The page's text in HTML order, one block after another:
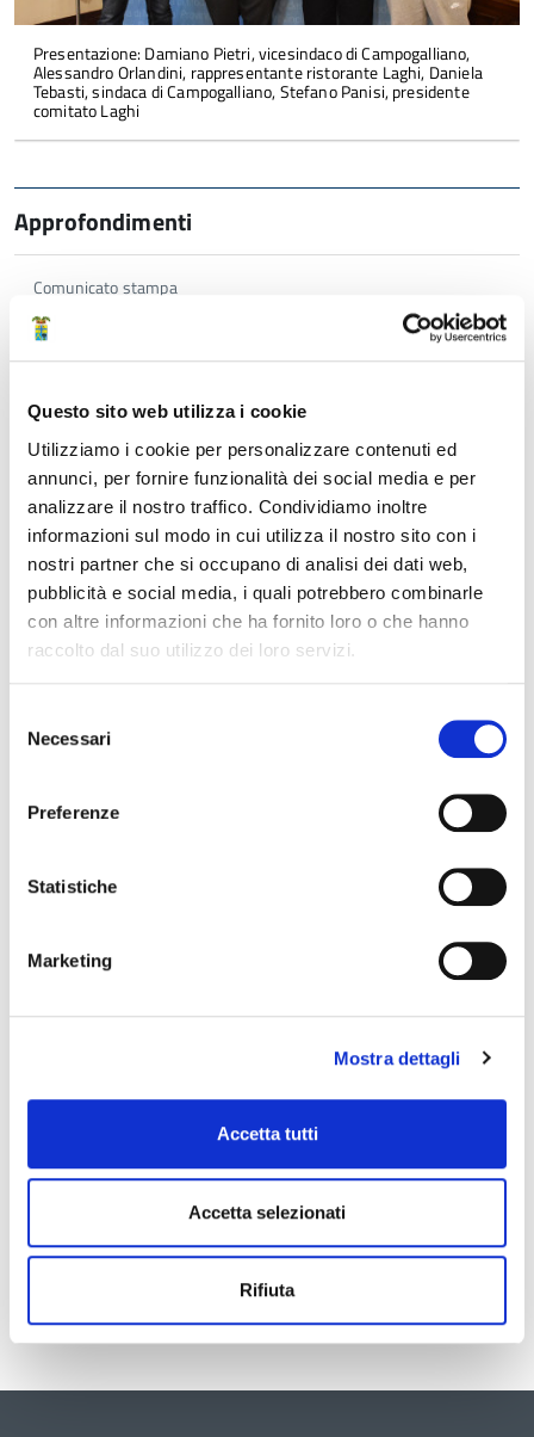
Questo sito web utilizza i cookie
Utilizziamo i cookie per personalizzare contenuti ed
annunci, per fornire funzionalità dei social media e per
analizzare il nostro traffico. Condividiamo inoltre
informazioni sul modo in cui utilizza il nostro sito con i
nostri partner che si occupano di analisi dei dati web,
pubblicità e social media, i quali potrebbero combinarle
con altre informazioni che ha fornito loro o che hanno
raccolto dal suo utilizzo dei loro servizi.
delNecessari
Preferenze
Statistiche
Marketing
Mostra dettagli
Accetta tutti
Accetta selezionati
Rifiuta
Presentazione: Damiano Pietri, vicesindaco di Campogalliano,
Alessandro Orlandini, rappresentante ristorante Laghi, Daniela
Tebasti, sindaca di Campogalliano, Stefano Panisi, presidente
comitato Laghi
Approfondimenti
Comunicato stampa
Campogalliano: al via la stagione dei Laghi Curiel. Da
Pasqua eventi di sport, spettacoli, natura e benessere
Convocazione di conferenza stampa
Ai Laghi Curiel partono gli interventi di riqualificazione.
Piantumazioni, pulizia sentieri e nuova cartellonistica
Laghi Curiel Campogalliano
69
Data
Struttura di riferimento